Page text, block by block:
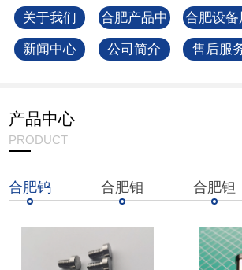
关于我们
合肥产品中
心
合肥设备
示
新闻中心 公司简介 售后服
产品中心
PRODUCT
合肥钨 合肥钼 合肥钽